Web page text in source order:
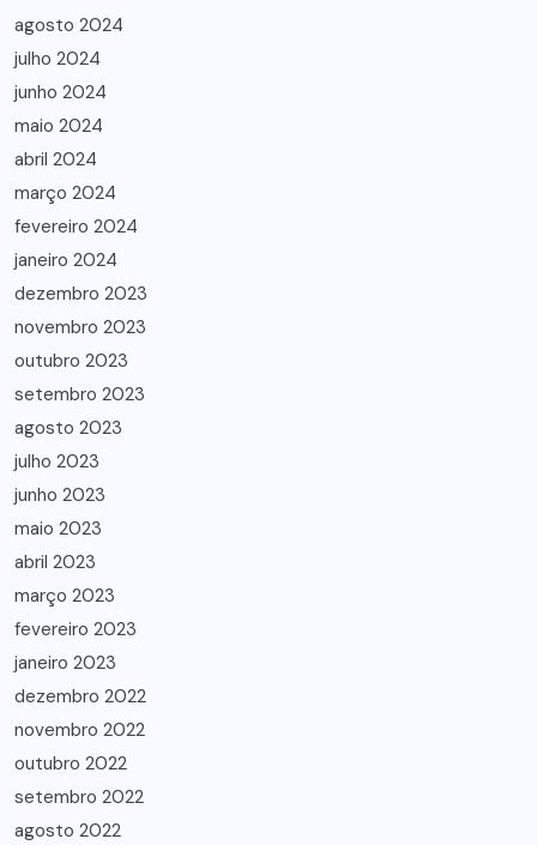
agosto 2024
julho 2024
junho 2024
maio 2024
abril 2024
março 2024
fevereiro 2024
janeiro 2024
dezembro 2023
novembro 2023
outubro 2023
setembro 2023
agosto 2023
julho 2023
junho 2023
maio 2023
abril 2023
março 2023
fevereiro 2023
janeiro 2023
dezembro 2022
novembro 2022
outubro 2022
setembro 2022
agosto 2022